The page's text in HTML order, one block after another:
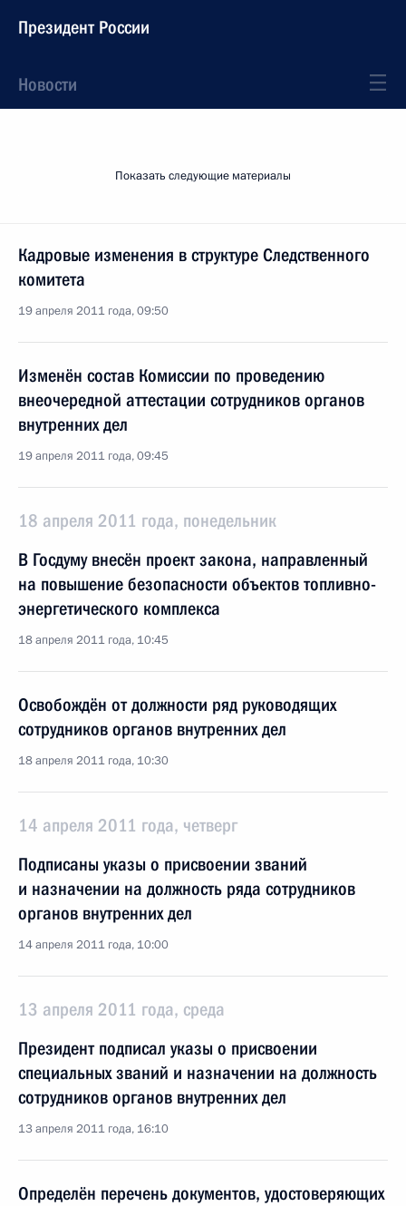
Президент России
Новости
Показать следующие материалы
Кадровые изменения в структуре Следственного
комитета
19 апреля 2011 года, 09:50
Изменён состав Комиссии по проведению
внеочередной аттестации сотрудников органов
внутренних дел
19 апреля 2011 года, 09:45
18 апреля 2011 года, понедельник
В Госдуму внесён проект закона, направленный
на повышение безопасности объектов топливно-
энергетического комплекса
18 апреля 2011 года, 10:45
Освобождён от должности ряд руководящих
сотрудников органов внутренних дел
18 апреля 2011 года, 10:30
14 апреля 2011 года, четверг
Подписаны указы о присвоении званий
и назначении на должность ряда сотрудников
органов внутренних дел
14 апреля 2011 года, 10:00
13 апреля 2011 года, среда
Президент подписал указы о присвоении
специальных званий и назначении на должность
сотрудников органов внутренних дел
13 апреля 2011 года, 16:10
Определён перечень документов, удостоверяющих